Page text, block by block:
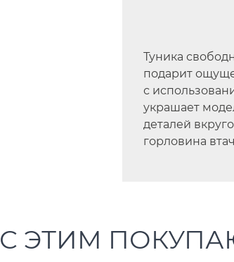
Туника
подарит
с
украшает
деталей
горловина
С ЭТИМ